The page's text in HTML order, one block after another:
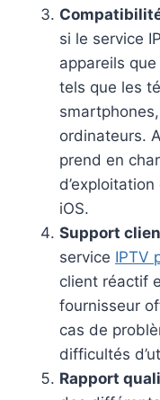
si le service
appareils
tels que les
ordinateurs.
prend en
iOS.
Support
service IPTV
client réactif
fournisseur
cas de
difficultés
Rapport